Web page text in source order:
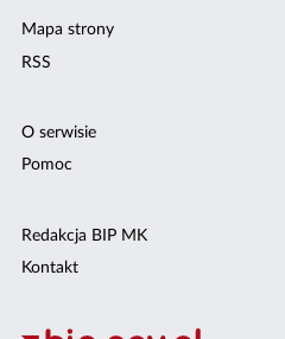
Mapa strony
RSS
O serwisie
Pomoc
Redakcja BIP MK
Kontakt